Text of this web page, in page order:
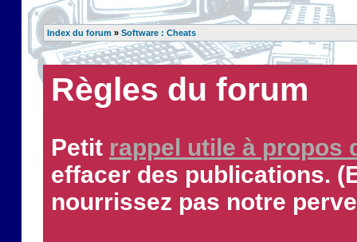
Index du forum » Software : Cheats
Règles du forum
Petit rappel utile à propos
effacer des publications.
nourrissez pas notre